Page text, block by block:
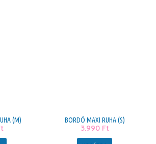
(M) BORDÓ MAXI RUHA (S)
3.990 Ft